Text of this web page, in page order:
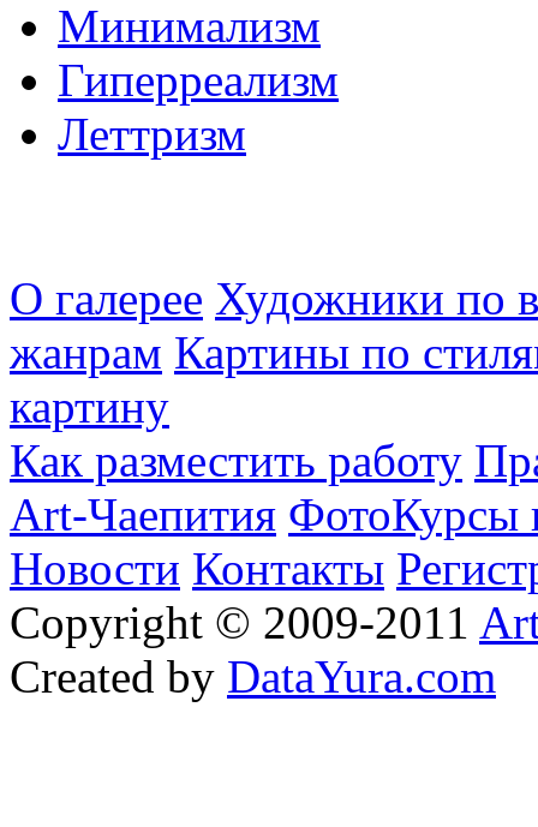
Минимализм
Гиперреализм
Леттризм
О галерее Художники по
жанрам Картины по
картину
Как разместить работу
Art-Чаепития ФотоКурсы
Новости Контакты
Copyright © 2009-2011
Created by DataYura.com